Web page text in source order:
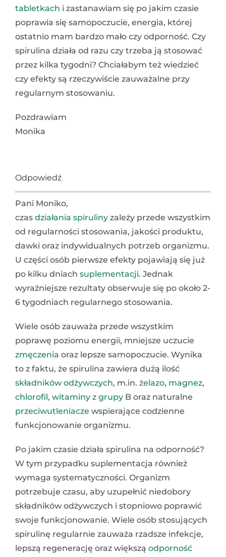
tabletkach i zastanawiam się po jakim czasie
poprawia się samopoczucie, energia, której
ostatnio mam bardzo mało czy odporność. Czy
spirulina działa od razu czy trzeba ją stosować
przez kilka tygodni? Chciałabym też wiedzieć
czy efekty są rzeczywiście zauważalne przy
regularnym stosowaniu.
Pozdrawiam
Monika
Odpowiedź
Pani Moniko,
czas działania spiruliny zależy przede wszystkim
od regularności stosowania, jakości produktu,
dawki oraz indywidualnych potrzeb organizmu.
U części osób pierwsze efekty pojawiają się już
po kilku dniach suplementacji. Jednak
wyraźniejsze rezultaty obserwuje się po około 2-
6 tygodniach regularnego stosowania.
Wiele osób zauważa przede wszystkim
poprawę poziomu energii, mniejsze uczucie
zmęczenia oraz lepsze samopoczucie. Wynika
to z faktu, że spirulina zawiera dużą ilość
składników odżywczych, m.in. żelazo, magnez,
chlorofil, witaminy z grupy B oraz naturalne
przeciwutleniacze wspierające codzienne
funkcjonowanie organizmu.
Po jakim czasie działa spirulina na odporność?
W tym przypadku suplementacja również
wymaga systematyczności. Organizm
potrzebuje czasu, aby uzupełnić niedobory
składników odżywczych i stopniowo poprawić
swoje funkcjonowanie. Wiele osób stosujących
spirulinę regularnie zauważa rzadsze infekcje,
lepszą regenerację oraz większą odporność